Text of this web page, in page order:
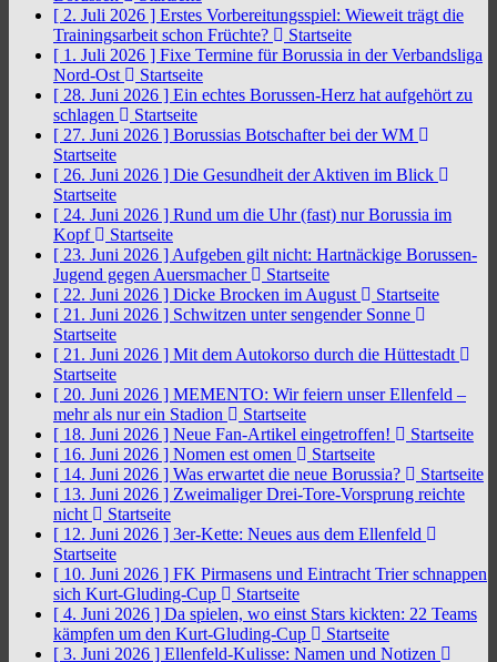
[ 2. Juli 2026 ] Erstes Vorbereitungsspiel: Wieweit trägt die
Trainingsarbeit schon Früchte?
Startseite
[ 1. Juli 2026 ] Fixe Termine für Borussia in der Verbandsliga
Nord-Ost
Startseite
[ 28. Juni 2026 ] Ein echtes Borussen-Herz hat aufgehört zu
schlagen
Startseite
[ 27. Juni 2026 ] Borussias Botschafter bei der WM
Startseite
[ 26. Juni 2026 ] Die Gesundheit der Aktiven im Blick
Startseite
[ 24. Juni 2026 ] Rund um die Uhr (fast) nur Borussia im
Kopf
Startseite
[ 23. Juni 2026 ] Aufgeben gilt nicht: Hartnäckige Borussen-
Jugend gegen Auersmacher
Startseite
[ 22. Juni 2026 ] Dicke Brocken im August
Startseite
[ 21. Juni 2026 ] Schwitzen unter sengender Sonne
Startseite
[ 21. Juni 2026 ] Mit dem Autokorso durch die Hüttestadt
Startseite
[ 20. Juni 2026 ] MEMENTO: Wir feiern unser Ellenfeld –
mehr als nur ein Stadion
Startseite
[ 18. Juni 2026 ] Neue Fan-Artikel eingetroffen!
Startseite
[ 16. Juni 2026 ] Nomen est omen
Startseite
[ 14. Juni 2026 ] Was erwartet die neue Borussia?
Startseite
[ 13. Juni 2026 ] Zweimaliger Drei-Tore-Vorsprung reichte
nicht
Startseite
[ 12. Juni 2026 ] 3er-Kette: Neues aus dem Ellenfeld
Startseite
[ 10. Juni 2026 ] FK Pirmasens und Eintracht Trier schnappen
sich Kurt-Gluding-Cup
Startseite
[ 4. Juni 2026 ] Da spielen, wo einst Stars kickten: 22 Teams
kämpfen um den Kurt-Gluding-Cup
Startseite
[ 3. Juni 2026 ] Ellenfeld-Kulisse: Namen und Notizen